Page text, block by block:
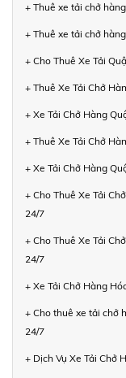
+ Thuê xe tải chở
+ Thuê xe tải chở
+ Cho Thuê Xe Tải
+ Thuê Xe Tải Chở
+ Xe Tải Chở Hàng
+ Thuê Xe Tải Chở
+ Xe Tải Chở Hàng
+ Cho Thuê Xe Tải
24/7
+ Cho Thuê Xe Tải
24/7
+ Xe Tải Chở Hàng
+ Cho thuê xe tải chở
24/7
+ Dịch Vụ Xe Tải Chở